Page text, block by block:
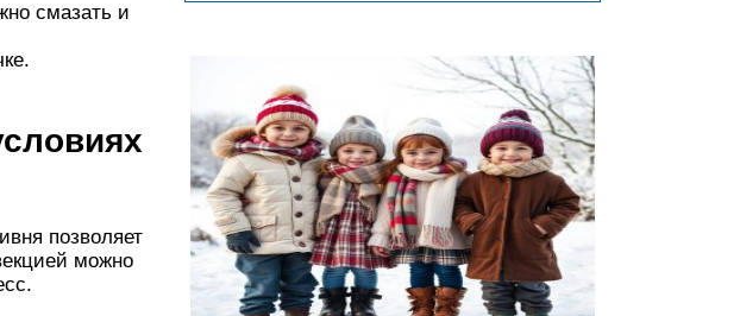
смазать и
позволяет
можно